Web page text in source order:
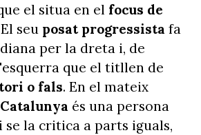
el situa en el focus de
seu posat progressista fa
per la dreta i, de
que el titllen de
o fals. En el mateix
Catalunya és una persona
se la critica a parts iguals,